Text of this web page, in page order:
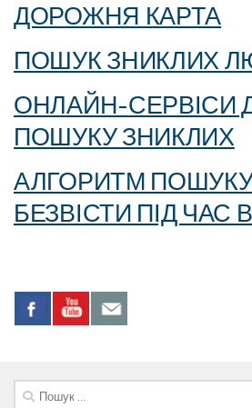
ДОРОЖНЯ КАРТА
ПОШУК ЗНИКЛИХ
ОНЛАЙН-СЕРВІСИ
ПОШУКУ ЗНИКЛИХ
АЛГОРИТМ
БЕЗВІСТИ ПІД ЧАС
Пошук: